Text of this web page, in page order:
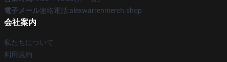
電子メール連絡電話:alexwarrenmerch.shop
会社案内
私たちについて
利用規約